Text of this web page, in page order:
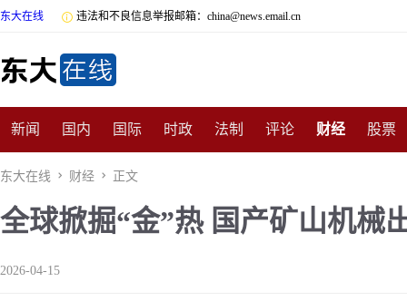
东大在线  违法和不良信息举报邮箱：china@news.email.cn
新闻 国内 国际 时政 法制 评论 财经 股票
数码 民俗 招商
非遗 公益 娱乐 游戏 影视 明星 时尚 体育
东大在线  财经  正文
全球掀掘“金”热 国产矿山机械
2026-04-15